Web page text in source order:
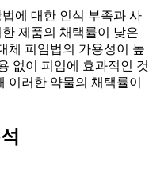
에 대한 인식 부족과 사
제품의 채택률이 낮은
체 피임법의 가용성이 높
없이 피임에 효과적인 것
이러한 약물의 채택률이